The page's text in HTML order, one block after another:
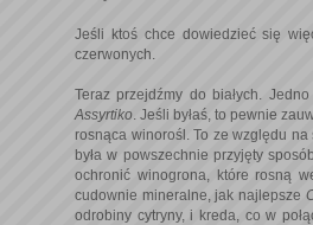
Jeśli ktoś chce dowiedzieć się
czerwonych.
Teraz przejdźmy do białych.
Assyrtiko . Jeśli byłaś, to pewnie
rosnąca winorośl. To ze względu
była w powszechnie przyjęty
ochronić winogrona, które rosną
cudownie mineralne, jak najlepsze
odrobiny cytryny, i kreda, co w